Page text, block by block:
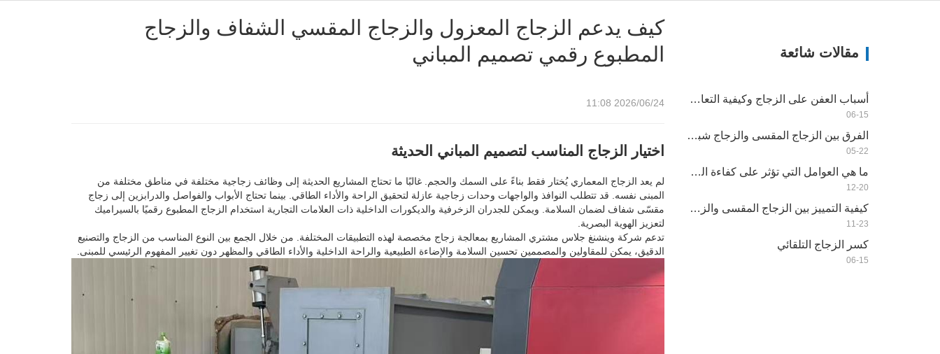
كيف يدعم الزجاج المعزول والزجاج المقسي الشفاف والزجاج
المطبوع رقمي تصميم المباني
2026/06/24 11:08
اختيار الزجاج المناسب لتصميم المباني الحديثة
لم يعد الزجاج المعماري يُختار فقط بناءً على السمك والحجم. غالبًا ما تحتاج المشاريع الحديثة إلى وظائف زجاجية مختلفة في مناطق مختلفة من
المبنى نفسه. قد تتطلب النوافذ والواجهات وحدات زجاجية عازلة لتحقيق الراحة والأداء الطاقي. بينما تحتاج الأبواب والفواصل والدرابزين إلى زجاج
مقسّى شفاف لضمان السلامة. ويمكن للجدران الزخرفية والديكورات الداخلية ذات العلامات التجارية استخدام الزجاج المطبوع رقميًا بالسيراميك
لتعزيز الهوية البصرية.
تدعم شركة وينشنغ جلاس مشتري المشاريع بمعالجة زجاج مخصصة لهذه التطبيقات المختلفة. من خلال الجمع بين النوع المناسب من الزجاج والتصنيع
الدقيق، يمكن للمقاولين والمصممين تحسين السلامة والإضاءة الطبيعية والراحة الداخلية والأداء الطاقي والمظهر دون تغيير المفهوم الرئيسي للمبنى.
مقالات شائعة
أسباب العفن على الزجاج وكيفية التعامل معها
06-15
الفرق بين الزجاج المقسى والزجاج شبه المقسى
05-22
ما هي العوامل التي تؤثر على كفاءة الطاقة للزجاج العازل
12-20
كيفية التمييز بين الزجاج المقسى والزجاج العادي Bwtween؟
11-23
كسر الزجاج التلقائي
06-15